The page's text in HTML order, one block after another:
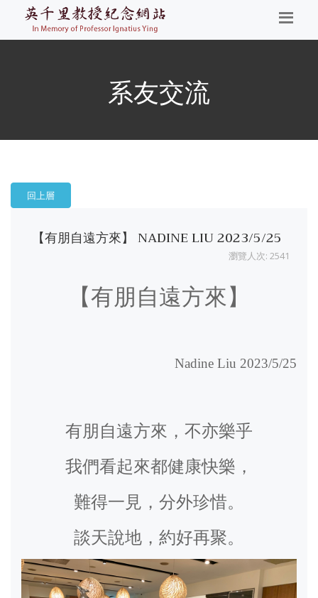
系友交流
回上層
【有朋自遠方來】 NADINE LIU 2023/5/25
瀏覽人次: 2541
【有朋自遠方來】
Nadine Liu 2023/5/25
有朋自遠方來，不亦樂乎
我們看起來都健康快樂，
難得一見，分外珍惜。
談天說地，約好再聚。